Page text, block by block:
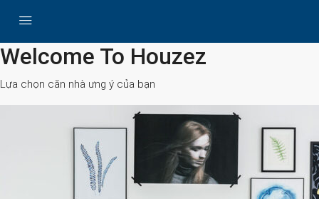
Search
Welcome To Houzez
Lựa chọn căn nhà ưng ý của bạn